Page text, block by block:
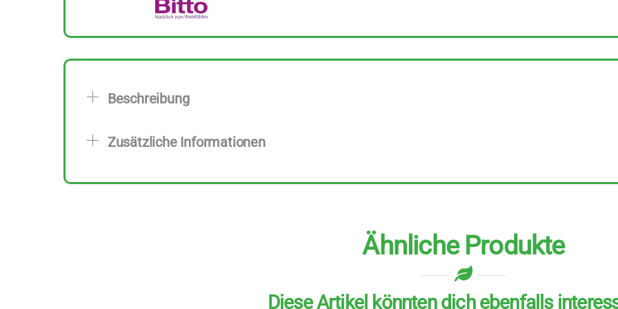
Verführung
Menge
Beschreibung
Zusätzliche Informationen
Ähnliche Produkte
Diese Artikel könnten dich ebenfalls